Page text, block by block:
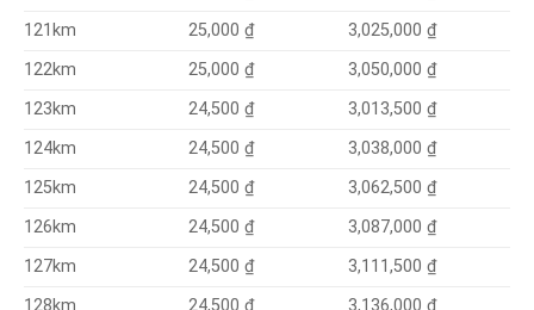
121km
25,000 ₫
3,025,000 ₫
122km
25,000 ₫
3,050,000 ₫
123km
24,500 ₫
3,013,500 ₫
124km
24,500 ₫
3,038,000 ₫
125km
24,500 ₫
3,062,500 ₫
126km
24,500 ₫
3,087,000 ₫
127km
24,500 ₫
3,111,500 ₫
128km
24,500 ₫
3,136,000 ₫